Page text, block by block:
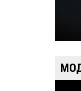
МОД